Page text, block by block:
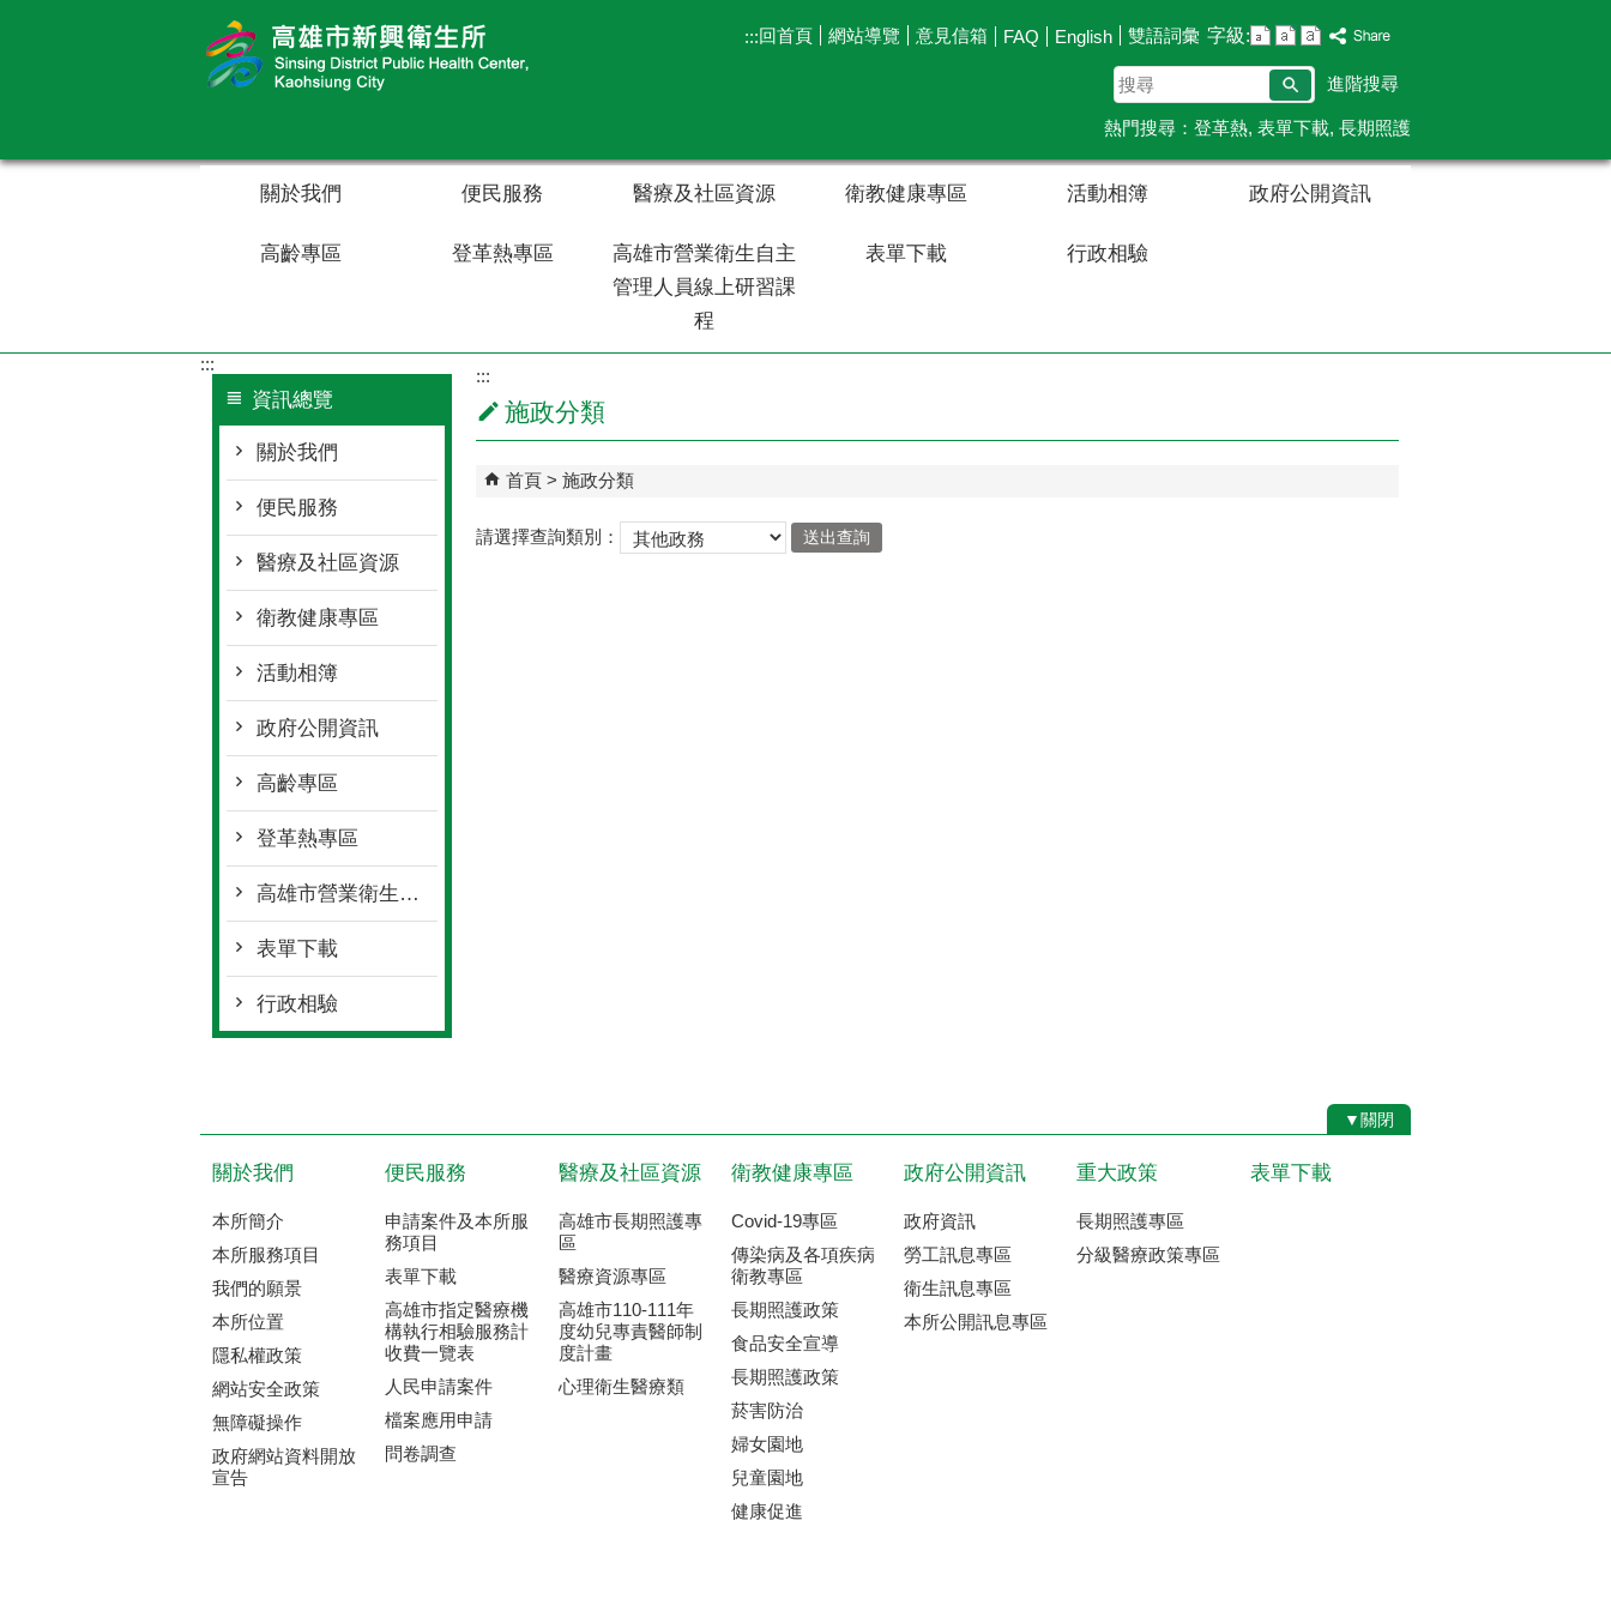
:::回首頁 網站導覽 意見信箱 FAQ English 雙語詞彙 字級:
搜
尋
進階搜尋
熱門搜尋： 登革熱 表單下載 長期照護
關於我們 便民服務 醫療及社區資源 衛教健康專區 活動相簿 政府公開資訊
高齡專區 登革熱專區
高雄市營業衛生自主
管理人員線上研習課
程
表單下載 行政相驗
:::
資訊總覽
關於我們
便民服務
醫療及社區資源
衛教健康專區
活動相簿
政府公開資訊
高齡專區
登革熱專區
高雄市營業衛生自主管理人員線上研習課程
表單下載
行政相驗
:::
施政分類
首頁 施政分類
請選擇查詢類別：
▼關閉
關於我們
本所簡介
本所服務項目
我們的願景
本所位置
隱私權政策
網站安全政策
無障礙操作
政府網站資料開放
宣告
便民服務
申請案件及本所服
務項目
表單下載
高雄市指定醫療機
構執行相驗服務計
收費一覽表
人民申請案件
檔案應用申請
問卷調查
醫療及社區資源
高雄市長期照護專
區
醫療資源專區
高雄市110-111年
度幼兒專責醫師制
度計畫
心理衛生醫療類
衛教健康專區
Covid-19專區
傳染病及各項疾病
衛教專區
長期照護政策
食品安全宣導
長期照護政策
菸害防治
婦女園地
兒童園地
健康促進
政府公開資訊
政府資訊
勞工訊息專區
衛生訊息專區
本所公開訊息專區
重大政策
長期照護專區
分級醫療政策專區
表單下載